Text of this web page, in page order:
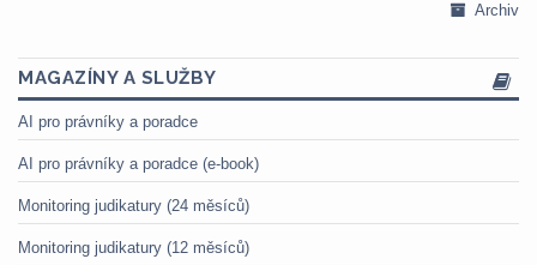
Archiv
MAGAZÍNY A SLUŽBY
AI pro právníky a poradce
AI pro právníky a poradce (e-book)
Monitoring judikatury (24 měsíců)
Monitoring judikatury (12 měsíců)